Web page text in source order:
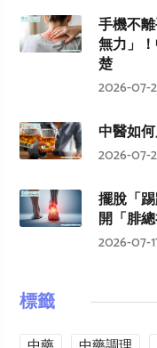
手機不
無力」
楚
2026-07-
中醫如
2026-07-
擺脫「
開「腓
2026-07-
標籤